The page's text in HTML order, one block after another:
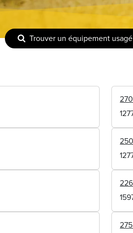
Trouver un équipement usagé
250